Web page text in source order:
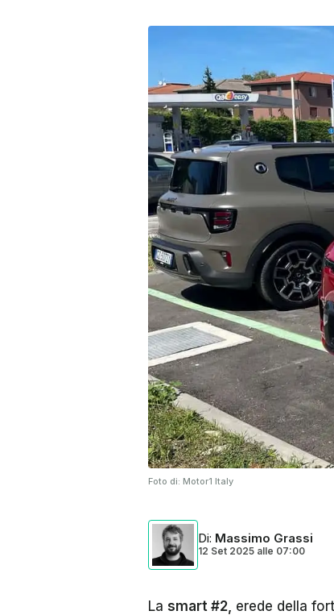
Foto di: Motor1 Italy
Di: Massimo Grassi
12 Set 2025 alle 07:00
La smart #2, erede della